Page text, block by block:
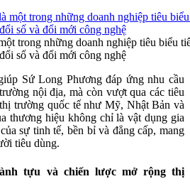
trong những doanh nghiệp tiêu biểu
số và đổi mới công nghệ
Sứ Long Phương đáp ứng nhu cầu
nội địa, mà còn vượt qua các tiêu
trường quốc tế như Mỹ, Nhật Bản và
thương hiệu không chỉ là vật dụng gia
sự tinh tế, bền bỉ và đẳng cấp, mang
tiêu dùng.
tựu và chiến lược mở rộng thị